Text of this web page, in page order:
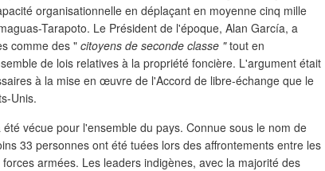
organisationnelle en déplaçant en moyenne cinq mille
Tarapoto. Le Président de l'époque, Alan García, a
comme des " citoyens de seconde classe "tout en
de lois relatives à la propriété foncière. L'argument était
à la mise en œuvre de l'Accord de libre-échange que le
Unis.
vécue pour l'ensemble du pays. Connue sous le nom de
33 personnes ont été tuées lors des affrontements entre les
armées. Les leaders indigènes, avec la majorité des